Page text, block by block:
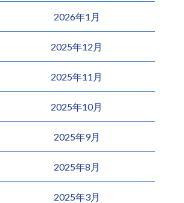
2026年1月
2025年12月
2025年11月
2025年10月
2025年9月
2025年8月
2025年3月